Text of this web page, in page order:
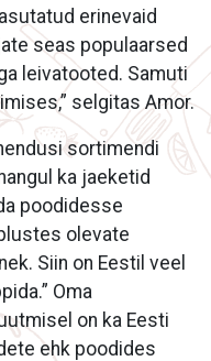
erinevaid
seas populaarsed
leivatooted. Samuti
selgitas Amor.
sortimendi
ka jaeketid
poodidesse
olevate
Siin on Eestil veel
Oma
on ka Eesti
ehk poodides